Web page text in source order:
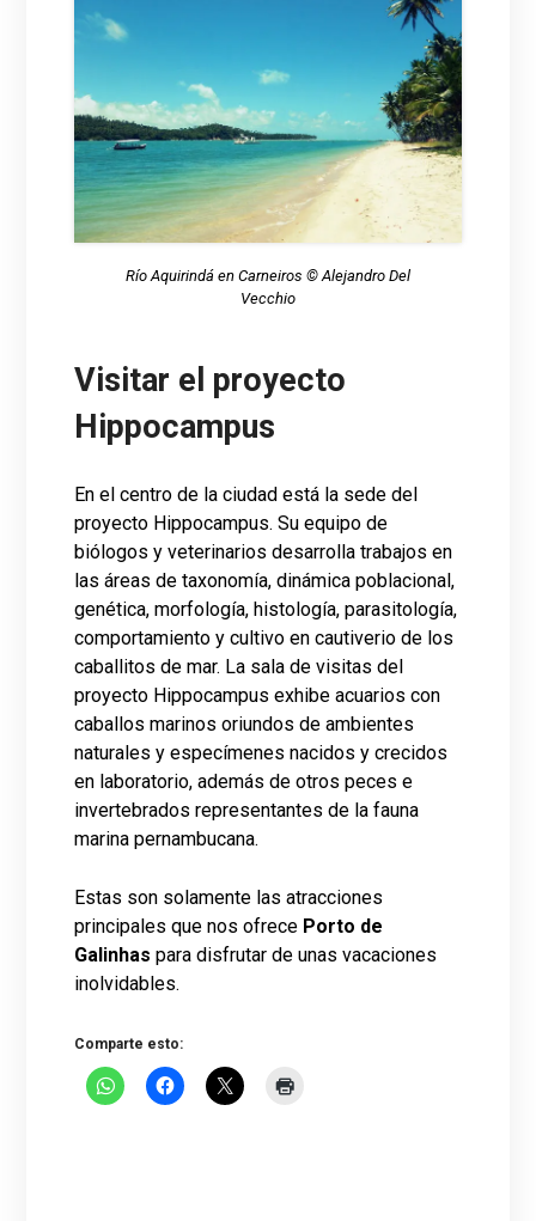
Río Aquirindá en Carneiros © Alejandro Del
Vecchio
Visitar el proyecto
Hippocampus
En el centro de la ciudad está la sede del
proyecto Hippocampus. Su equipo de
biólogos y veterinarios desarrolla trabajos en
las áreas de taxonomía, dinámica poblacional,
genética, morfología, histología, parasitología,
comportamiento y cultivo en cautiverio de los
caballitos de mar. La sala de visitas del
proyecto Hippocampus exhibe acuarios con
caballos marinos oriundos de ambientes
naturales y especímenes nacidos y crecidos
en laboratorio, además de otros peces e
invertebrados representantes de la fauna
marina pernambucana.
Estas son solamente las atracciones
principales que nos ofrece Porto de
Galinhas para disfrutar de unas vacaciones
inolvidables.
Comparte esto: